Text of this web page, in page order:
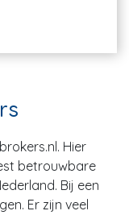
Hier
betrouwbare
Bij een
Er zijn veel